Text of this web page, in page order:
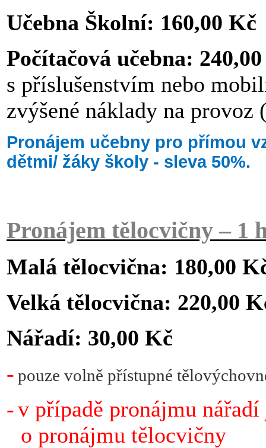
Učebna Školní: 160,00 Kč
Počítačová učebna:
s příslušenstvím nebo
zvýšené náklady na
Pronájem učebny pro přímou
dětmi/ žáky školy - sleva 50%.
Pronájem tělocvičny – 1
Malá tělocvična: 180,00
Velká tělocvična: 220,00
Nářadí: 30,00 Kč
- pouze volně přístupné
-v případě pronájmu
o pronájmu tělocvičny